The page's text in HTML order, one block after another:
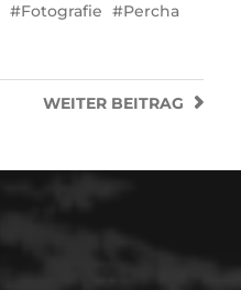
Fotografie
Percha
WEITER BEITRAG